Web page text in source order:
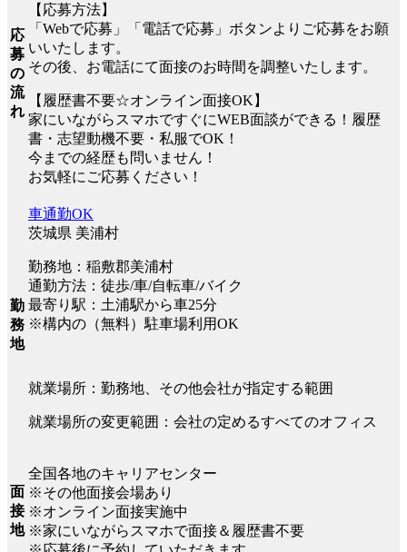
応
募
の
流
れ
【応募方法】
「Webで応募」「電話で応募」ボタンよりご応募をお願
いいたします。
その後、お電話にて面接のお時間を調整いたします。
【履歴書不要☆オンライン面接OK】
家にいながらスマホですぐにWEB面談ができる！履歴
書・志望動機不要・私服でOK！
今までの経歴も問いません！
お気軽にご応募ください！
勤
務
地
車通勤OK
茨城県 美浦村
勤務地：稲敷郡美浦村
通勤方法：徒歩/車/自転車/バイク
最寄り駅：土浦駅から車25分
※構内の（無料）駐車場利用OK
就業場所：勤務地、その他会社が指定する範囲
就業場所の変更範囲：会社の定めるすべてのオフィス
面
接
地
全国各地のキャリアセンター
※その他面接会場あり
※オンライン面接実施中
※家にいながらスマホで面接＆履歴書不要